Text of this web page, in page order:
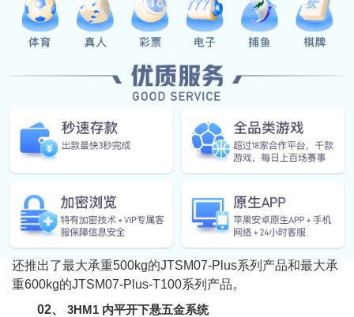
电动内平开窗 电动平推窗
01、 JTSM06/07 系列提升推拉门五金系统
JTSM06/07系列提升推拉门五金系统可以平滑、无声和
腐蚀(欧洲EN标准)表面处理等优点;其中，JTSM06系列产品
拥有防脱、防摆一体式专利设计，其最大承重为300kg，而
JTSM07系列产品最大承重为400kg;为满足更大承重需求，
还推出了最大承重500kg的JTSM07-Plus系列产品和最大承
重600kg的JTSM07-Plus-T100系列产品。
02、 3HM1 内平开下悬五金系统